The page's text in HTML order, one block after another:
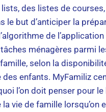
des listes de
le but d’anticiper la
de
ménagères parmi
selon la
des enfants. MyFamiliz
l’on doit penser pour le
vie de famille lorsqu’on